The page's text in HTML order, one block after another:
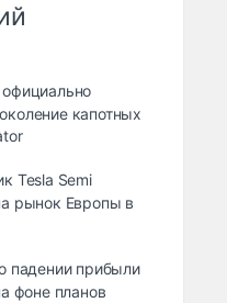
капотных
Tesla Semi
рынок Европы в
падении прибыли
фоне планов